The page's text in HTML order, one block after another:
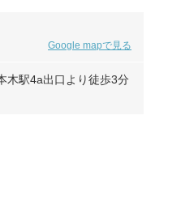
Google mapで見る
木駅4a出口より徒歩3分